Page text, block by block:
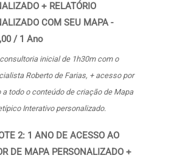
+ RELATÓRIO
COM SEU MAPA-
/ 1 Ano
inicial de 1h30m com o
Roberto de Farias, + acesso por
a todo o conteúdo de criação de Mapa
Interativo personalizado.
2: 1 ANO DE ACESSO AO
DE MAPA PERSONALIZADO +